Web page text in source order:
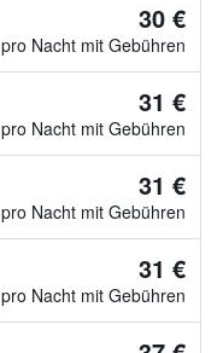
30 €
pro Nacht mit Gebühren
31 €
pro Nacht mit Gebühren
31 €
pro Nacht mit Gebühren
31 €
pro Nacht mit Gebühren